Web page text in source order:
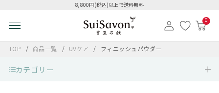
8,800円(税込)以上で送料無料
0
TOP 商品一覧 UVケア フィニッシュパウダー
カテゴリー